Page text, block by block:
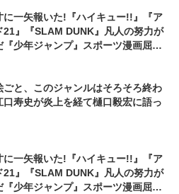
に一矢報いた!『ハイキュー!!』『ア
21』『SLAM DUNK』凡人の努力が
『少年ジャンプ』スポーツ漫画屈指
ごと、このジャンルはそろそろ終わ
口寿史が炎上を経て樋口毅宏に語っ
に一矢報いた!『ハイキュー!!』『ア
21』『SLAM DUNK』凡人の努力が
『少年ジャンプ』スポーツ漫画屈指